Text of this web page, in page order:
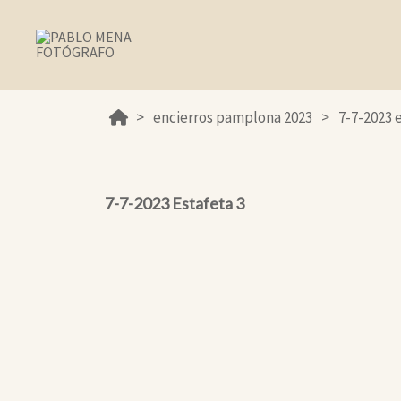
encierros pamplona 2023 7-7-2023
7-7-2023 Estafeta 3